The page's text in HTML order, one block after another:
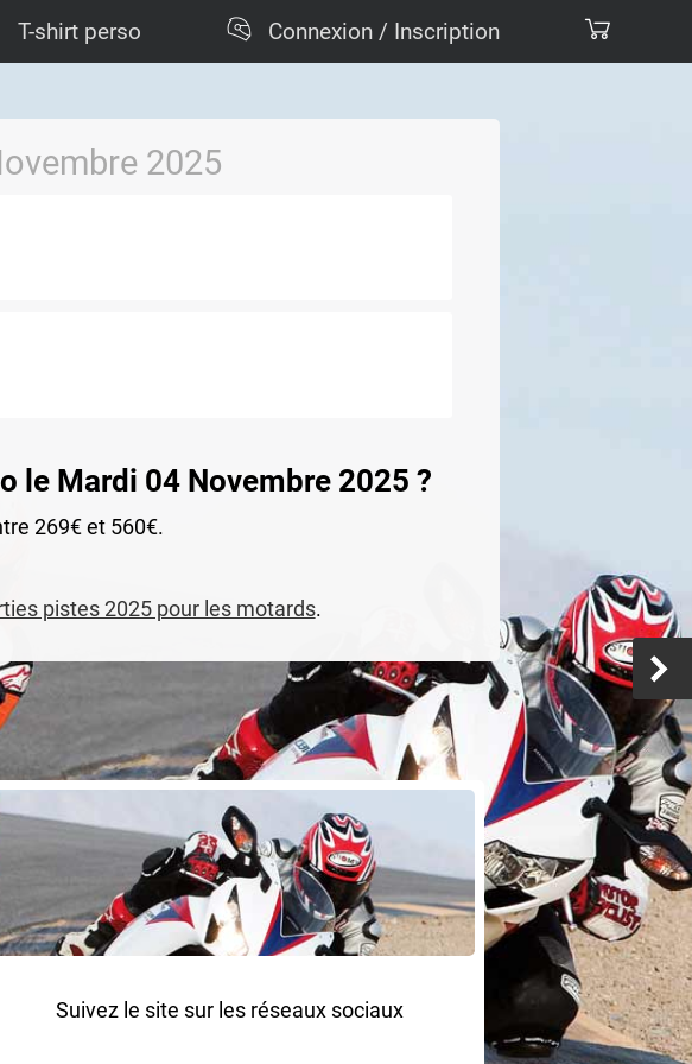
T-shirt perso Connexion / Inscription
2025
le Mardi 04 Novembre 2025 ?
269€ et 560€.
pistes 2025 pour les motards.
Suivez le site sur les réseaux sociaux